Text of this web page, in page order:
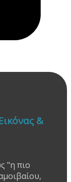
&
"η πιο